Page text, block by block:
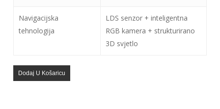
Navigacijska
tehnologija
LDS senzor + inteligentna
RGB kamera + strukturirano
3D svjetlo
Dodaj U Košaricu